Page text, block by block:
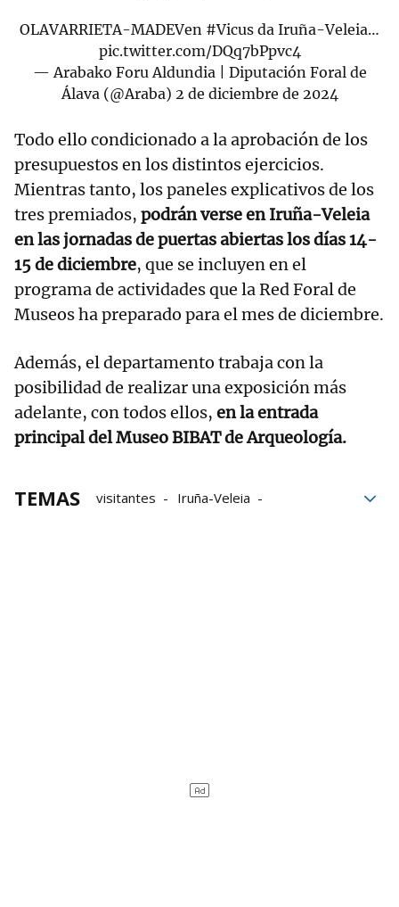
OLAVARRIETA-MADEVen #Vicus da Iruña-Veleia…
pic.twitter.com/DQq7bPpvc4
— Arabako Foru Aldundia | Diputación Foral de
Álava (@Araba) 2 de diciembre de 2024
Todo ello condicionado a la aprobación de los
presupuestos en los distintos ejercicios.
Mientras tanto, los paneles explicativos de los
tres premiados, podrán verse en Iruña-Veleia
en las jornadas de puertas abiertas los días 14-
15 de diciembre, que se incluyen en el
programa de actividades que la Red Foral de
Museos ha preparado para el mes de diciembre.
Además, el departamento trabaja con la
posibilidad de realizar una exposición más
adelante, con todos ellos, en la entrada
principal del Museo BIBAT de Arqueología.
TEMAS visitantes
Iruña-Veleia